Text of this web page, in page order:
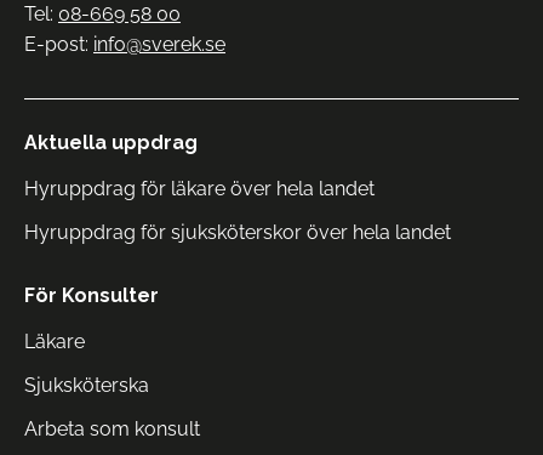
Tel: 08-669 58 00
E-post: info@sverek.se
Aktuella uppdrag
Hyruppdrag för läkare över hela landet
Hyruppdrag för sjuksköterskor över hela landet
För Konsulter
Läkare
Sjuksköterska
Arbeta som konsult